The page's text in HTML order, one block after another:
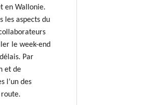
en Wallonie.
les aspects du
le week-end
Par
et de
l’un des